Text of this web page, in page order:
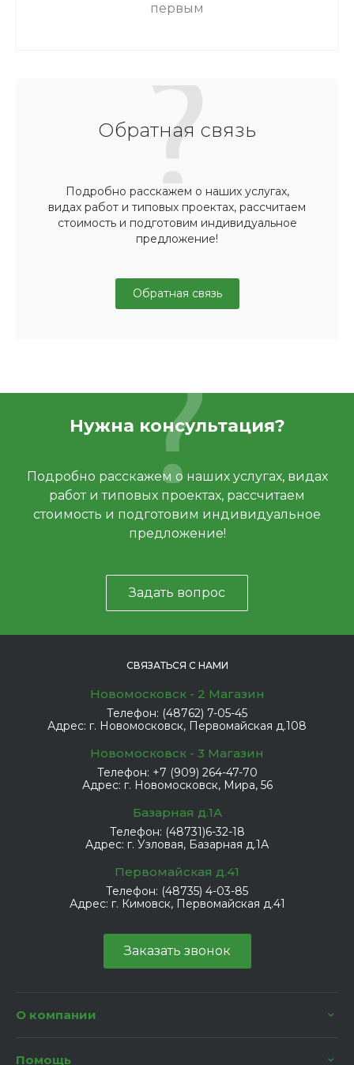
первым
Обратная связь
Подробно расскажем о наших услугах,
видах работ и типовых проектах, рассчитаем
стоимость и подготовим индивидуальное
предложение!
Обратная связь
Нужна консультация?
Подробно расскажем о наших услугах, видах
работ и типовых проектах, рассчитаем
стоимость и подготовим индивидуальное
предложение!
Задать вопрос
СВЯЗАТЬСЯ С НАМИ
Новомосковск - 2 Магазин
Телефон: (48762) 7-05-45
Адрес: г. Новомосковск, Первомайская д.108
Новомосковск - 3 Магазин
Телефон: +7 (909) 264-47-70
Адрес: г. Новомосковск, Мира, 56
Базарная д.1А
Телефон: (48731)6-32-18
Адрес: г. Узловая, Базарная д.1А
Первомайская д.41
Телефон: (48735) 4-03-85
Адрес: г. Кимовск, Первомайская д.41
Заказать звонок
О компании
Помощь